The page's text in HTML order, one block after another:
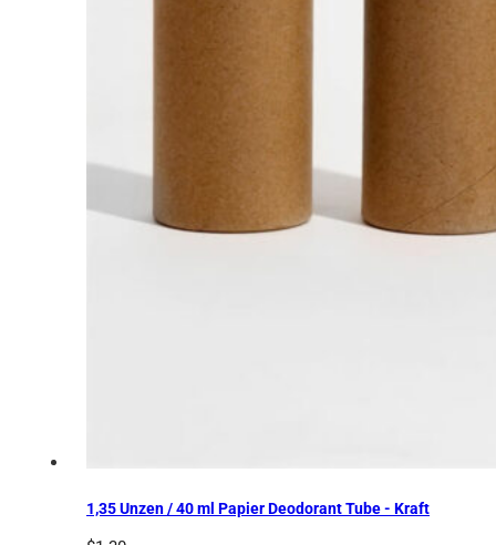
1,35 Unzen / 40 ml Papier Deodorant Tube - Kraft